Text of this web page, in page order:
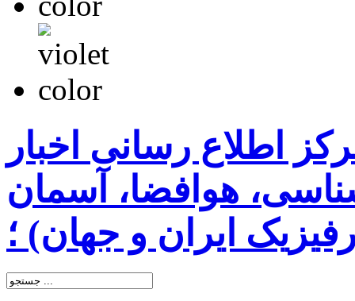
اطلاع رسانی اخبار
هوافضا، آسمان
ایران و جهان) ؛